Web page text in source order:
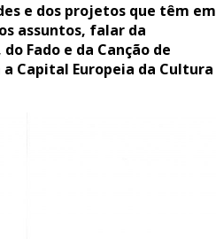
e dos projetos que têm em
assuntos, falar da
Fado e da Canção de
Capital Europeia da Cultura